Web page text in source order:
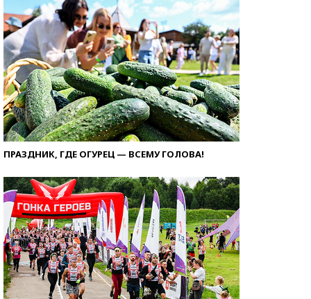
ПРАЗДНИК, ГДЕ ОГУРЕЦ — ВСЕМУ ГОЛОВА!